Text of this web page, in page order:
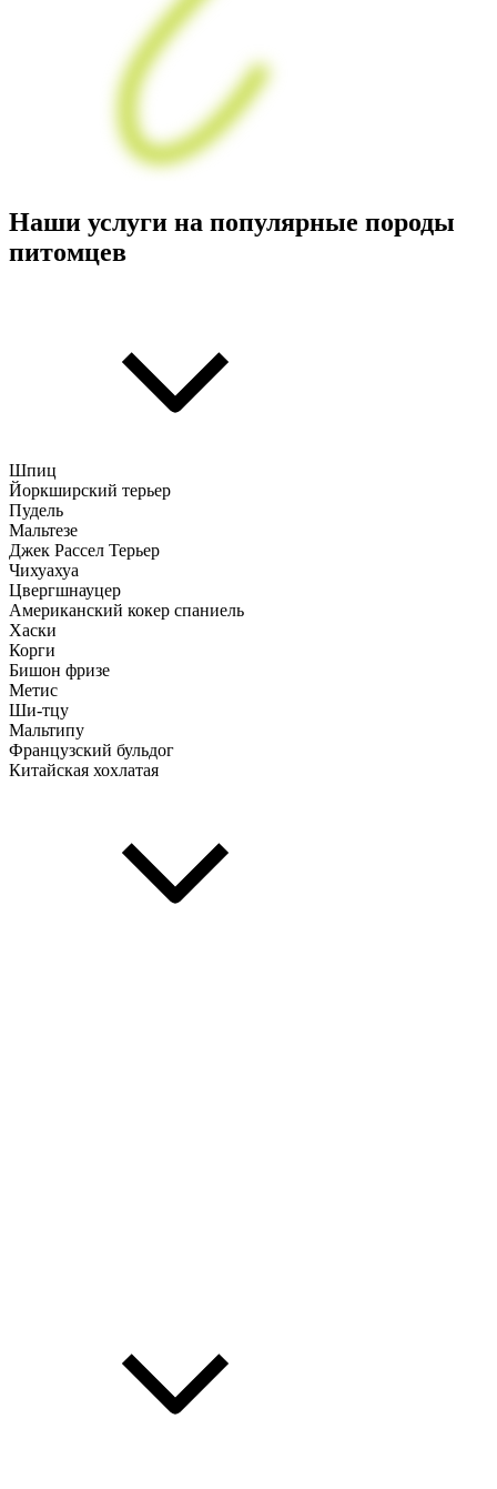
Наши услуги на популярные породы
питомцев
Шпиц
Йоркширский терьер
Пудель
Мальтезе
Джек Рассел Терьер
Чихуахуа
Цвергшнауцер
Американский кокер спаниель
Хаски
Корги
Бишон фризе
Метис
Ши-тцу
Мальтипу
Французский бульдог
Китайская хохлатая